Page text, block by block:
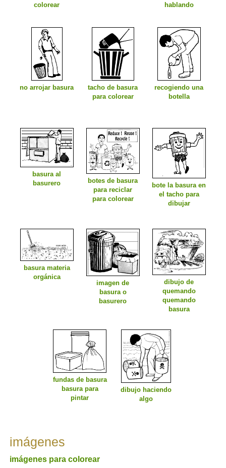
colorear hablando
no arrojar basura
tacho de basura
para colorear
recogiendo una
botella
basura al
basurero
botes de basura
para reciclar
para colorear
bote la basura en
el tacho para
dibujar
basura materia
orgánica
imagen de
basura o
basurero
dibujo de
quemando
quemando
basura
fundas de basura
basura para
pintar
dibujo haciendo
algo
imágenes
imágenes para colorear